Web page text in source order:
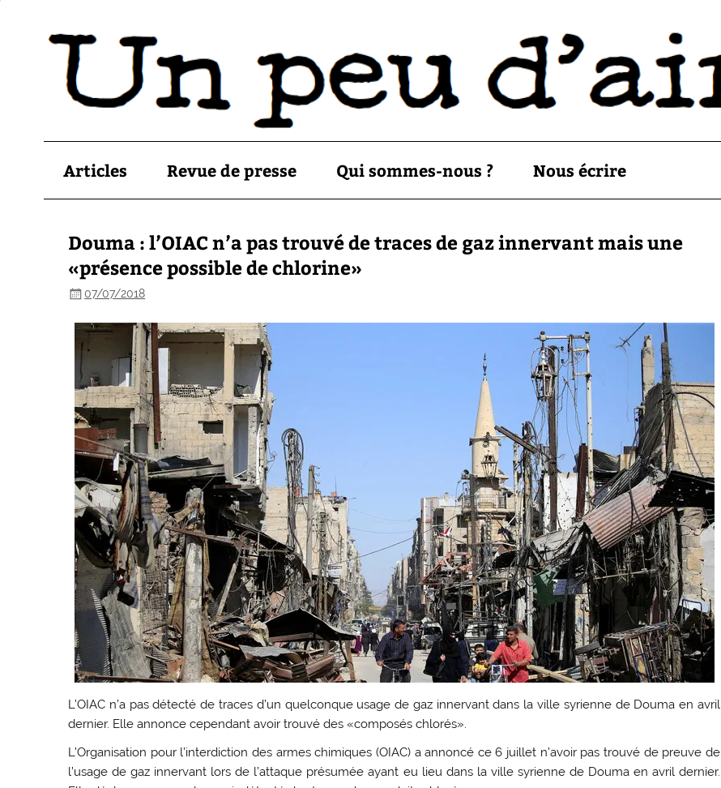
Articles Revue de presse Qui sommes-nous ? Nous écrire
Douma : l’OIAC n’a pas trouvé de traces de gaz innervant mais une
«présence possible de chlorine»
07/07/2018
L’OIAC n’a pas détecté de traces d’un quelconque usage de gaz innervant dans la ville syrienne de Douma en avril
dernier. Elle annonce cependant avoir trouvé des «composés chlorés».
L’Organisation pour l’interdiction des armes chimiques (OIAC) a annoncé ce 6 juillet n’avoir pas trouvé de preuve de
l’usage de gaz innervant lors de l’attaque présumée ayant eu lieu dans la ville syrienne de Douma en avril dernier.